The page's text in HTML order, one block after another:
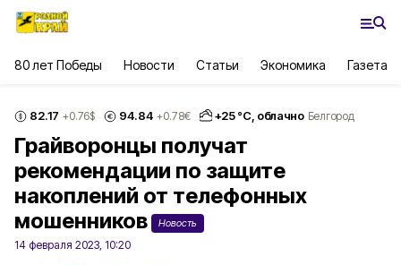
80 лет Победы Новости Статьи Экономика Газета
82.17 +0.76$ 94.84 +0.78€ +25°С, облачно Белгород
Грайворонцы получат
рекомендации по защите
накоплений от телефонных
мошенников
Новость
14 февраля 2023, 10:20